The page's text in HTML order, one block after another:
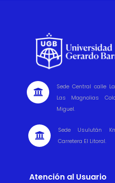

Sede Central calle
Las Magnolias
Miguel.

Sede Usulután
Carretera El Litoral.
Atención al Usuario